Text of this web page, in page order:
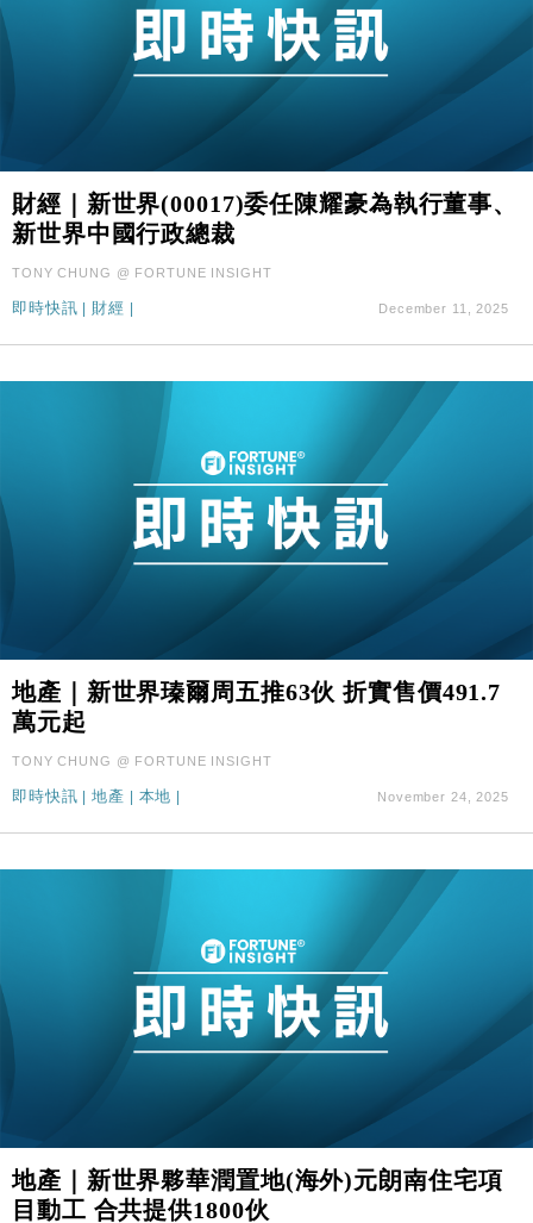
財經｜新世界(00017)委任陳耀豪為執行董事、
新世界中國行政總裁
TONY CHUNG @ FORTUNE INSIGHT
即時快訊 | 財經 | December 11, 2025
地產｜新世界瑧爾周五推63伙 折實售價491.7
萬元起
TONY CHUNG @ FORTUNE INSIGHT
即時快訊 |地產 本地 November 24, 2025
地產｜新世界夥華潤置地(海外)元朗南住宅項
目動工 合共提供1800伙